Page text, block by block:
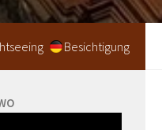
Besichtigung